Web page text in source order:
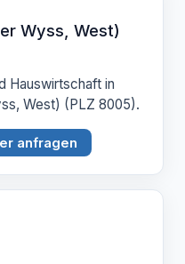
Wyss, West)
Hauswirtschaft in
West) (PLZ 8005).
anfragen